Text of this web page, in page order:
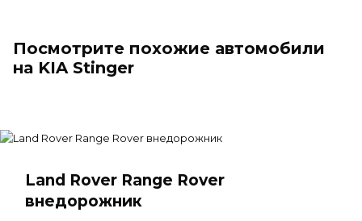
Посмотрите похожие автомобили
на KIA Stinger
Land Rover Range Rover
внедорожник